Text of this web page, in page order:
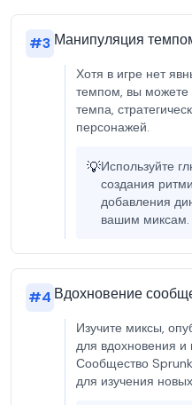
#3 Манипуляция
Хотя в игре нет
темпом, вы можете
темпа,
персонажей.
💡Используйте
создания
добавления
вашим миксам.
#4 Вдохновение
Изучите миксы,
для вдохновения
Сообщество
для изучения